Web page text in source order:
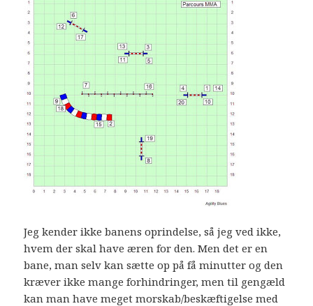
Jeg kender ikke banens oprindelse, så jeg ved ikke,
hvem der skal have æren for den. Men det er en
bane, man selv kan sætte op på få minutter og den
kræver ikke mange forhindringer, men til gengæld
kan man have meget morskab/beskæftigelse med